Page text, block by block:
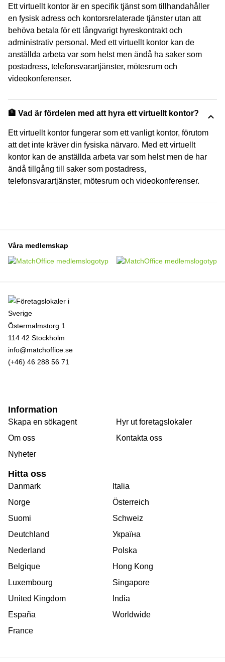
Ett virtuellt kontor är en specifik tjänst som tillhandahåller
en fysisk adress och kontorsrelaterade tjänster utan att
behöva betala för ett långvarigt hyreskontrakt och
administrativ personal. Med ett virtuellt kontor kan de
anställda arbeta var som helst men ändå ha saker som
postadress, telefonsvarartjänster, mötesrum och
videokonferenser.
🏦 Vad är fördelen med att hyra ett virtuellt kontor?
Ett virtuellt kontor fungerar som ett vanligt kontor, förutom
att det inte kräver din fysiska närvaro. Med ett virtuellt
kontor kan de anställda arbeta var som helst men de har
ändå tillgång till saker som postadress,
telefonsvarartjänster, mötesrum och videokonferenser.
Våra medlemskap
Östermalmstorg 1
114 42 Stockholm
info@matchoffice.se
(+46) 46 288 56 71
Information
Skapa en sökagent
Om oss
Nyheter
Hyr ut foretagslokaler
Kontakta oss
Hitta oss
Danmark
Norge
Suomi
Deutchland
Nederland
Belgique
Luxembourg
United Kingdom
España
France
Italia
Österreich
Schweiz
Україна
Polska
Hong Kong
Singapore
India
Worldwide